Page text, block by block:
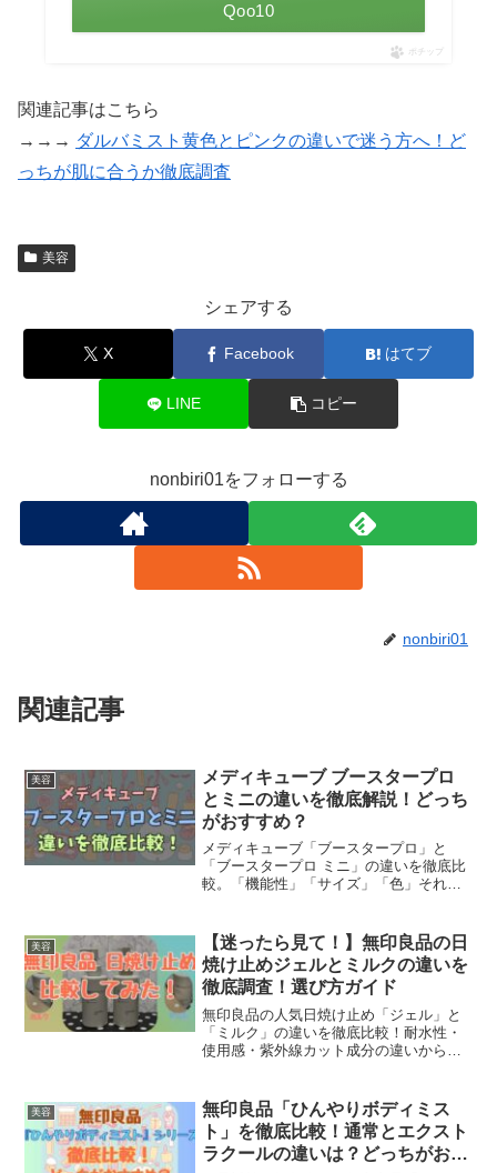
Qoo10
ポチップ
関連記事はこちら
→→→ ダルバミスト黄色とピンクの違いで迷う方へ！ど
っちが肌に合うか徹底調査
美容
シェアする
X Facebook はてブ
LINE コピー
nonbiri01をフォローする
nonbiri01
関連記事
美容
メディキューブ ブースタープロ
とミニの違いを徹底解説！どっち
がおすすめ？
メディキューブ「ブースタープロ」と
「ブースタープロ ミニ」の違いを徹底比
較。「機能性」「サイズ」「色」それぞ
みや目的ごとにおすすめの選び方も紹
介。どっちが良いか迷っている方はぜひ
参考にしてみてください。
美容
【迷ったら見て！】無印良品の日
焼け止めジェルとミルクの違いを
徹底調査！選び方ガイド
無印良品の人気日焼け止め「ジェル」と
「ミルク」の違いを徹底比較！耐水性・
使用感・紫外線カット成分の違いから、
てみたレビューも紹介しています。「ど
っちが肌に合うんだろう？」と悩んでい
たあなたも、もう大丈夫。
美容
無印良品「ひんやりボディミス
ト」を徹底比較！通常とエクスト
ラクールの違いは？どっちがおす